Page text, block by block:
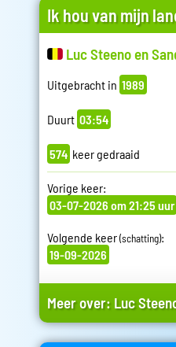
Ik hou van mijn
Luc Steeno en
Uitgebracht in 1989
Duurt 03:54
574 keer gedraaid
Vorige keer:
03-07-2026 om 21:25 uur
Volgende keer(schatting):
19-09-2026
Meer over: Luc